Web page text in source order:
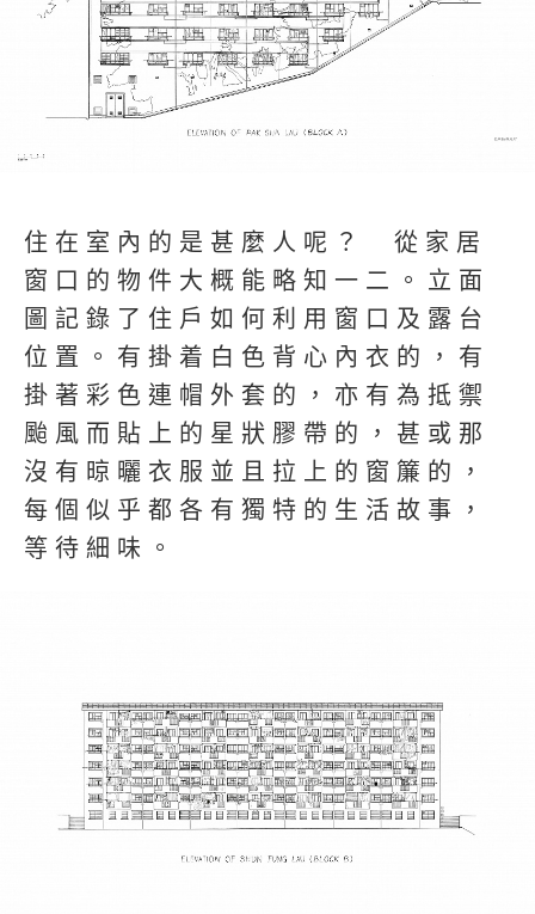
住在室內的是甚麼人呢？ 從家居
窗口的物件大概能略知一二。立面
圖記錄了住戶如何利用窗口及露台
位置。有掛着白色背心內衣的，有
掛著彩色連帽外套的，亦有為抵禦
颱風而貼上的星狀膠帶的，甚或那
沒有晾曬衣服並且拉上的窗簾的，
每個似乎都各有獨特的生活故事，
等待細味。